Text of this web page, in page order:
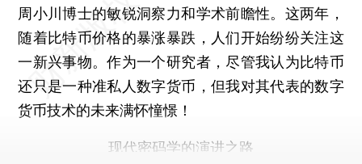
周小川博士的敏锐洞察力和学术前瞻性。这两年，
随着比特币价格的暴涨暴跌，人们开始纷纷关注这
一新兴事物。作为一个研究者，尽管我认为比特币
还只是一种准私人数字货币，但我对其代表的数字
货币技术的未来满怀憧憬！
现代密码学的演进之路